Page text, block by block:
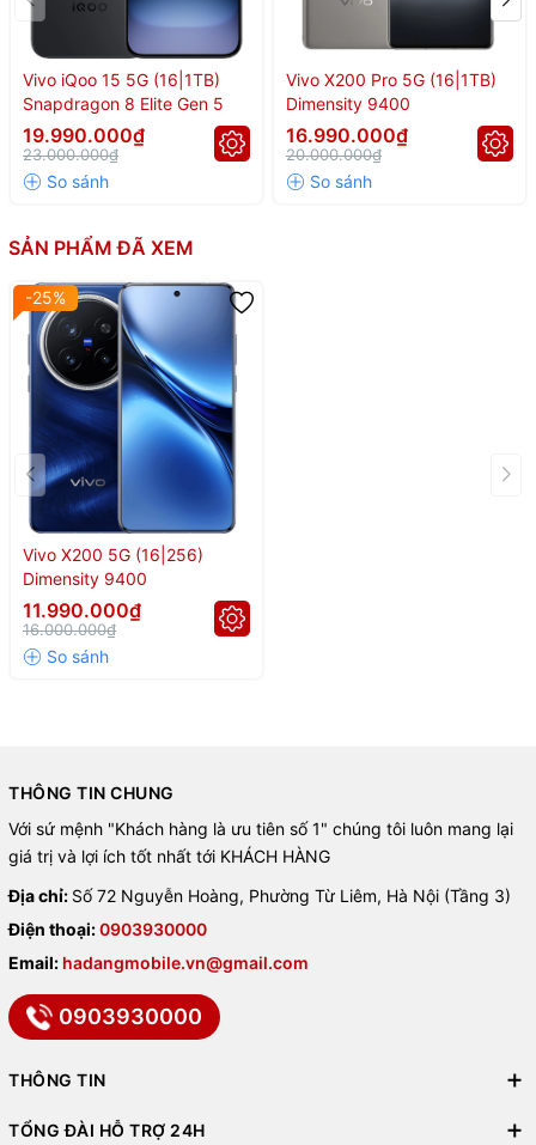
2.809.458 điểm
AnTuTu
🚀 Hiệu năng siêu mạnh với hơn
2,8 triệu điểm AnTuTu
Vivo X200 trang bịchip Dimensity 9400
2.809.458 điểm AnTuTu
nhất thế giới smartphone Android cuối 2024 – 2025.
So sánh hiệu năng cùng phân khúc:
Vivo iQoo 15 5G (16|1TB)
Snapdragon 8 Elite Gen 5
19.990.000₫
23.000.000₫
Vivo X200 Pro 5G (16|1TB)
Dimensity 9400
16.990.000₫
20.000.000₫
SẢN PHẨM ĐÃ XEM
-25%
Vivo X200 5G (16|256)
Dimensity 9400
11.990.000₫
16.000.000₫
THÔNG TIN CHUNG
Với sứ mệnh "Khách hàng là ưu tiên số 1" chúng tôi luôn mang lại
giá trị và lợi ích tốt nhất tới KHÁCH HÀNG
Địa chỉ: Số 72 Nguyễn Hoàng, Phường Từ Liêm, Hà Nội (Tầng 3)
Điện thoại:0903930000
Email: hadangmobile.vn@gmail.com
0903930000
THÔNG TIN
TỔNG ĐÀI HỖ TRỢ 24H